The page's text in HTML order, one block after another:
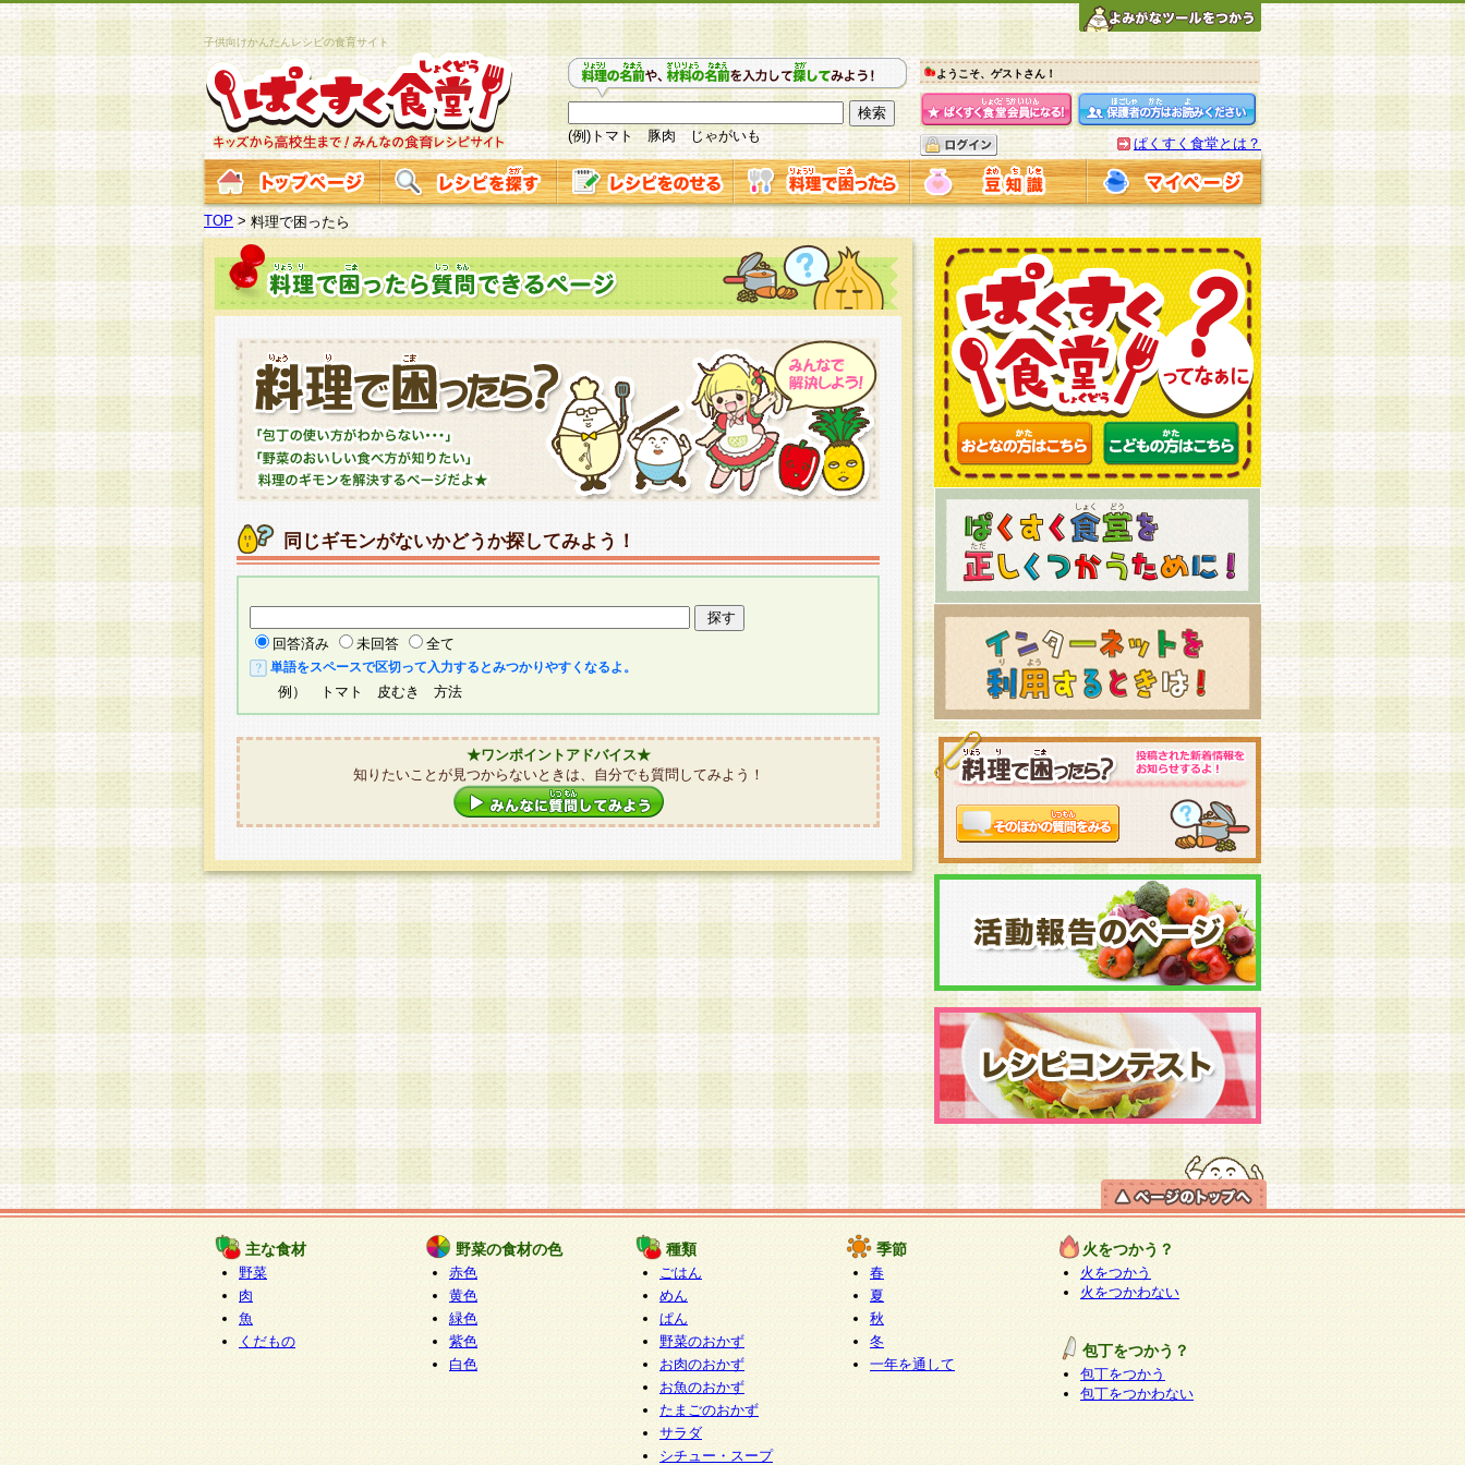
子供向けかんたんレシピの食育サイト
(例)トマト 豚肉 じゃがいも
ようこそ、ゲストさん！
ぱくすく食堂とは？
TOP > 料理で困ったら
同じギモンがないかどうか探してみよう！
回答済み 未回答 全て
単語をスペースで区切って入力するとみつかりやすくなるよ。
例） トマト 皮むき 方法
★ワンポイントアドバイス★
知りたいことが見つからないときは、自分でも質問してみよう！
主な食材
野菜
肉
魚
くだもの
野菜の食材の色
赤色
黄色
緑色
紫色
白色
種類
ごはん
めん
ぱん
野菜のおかず
お肉のおかず
お魚のおかず
たまごのおかず
サラダ
シチュー・スープ
季節
春
夏
秋
冬
一年を通して
火をつかう？
火をつかう
火をつかわない
包丁をつかう？
包丁をつかう
包丁をつかわない